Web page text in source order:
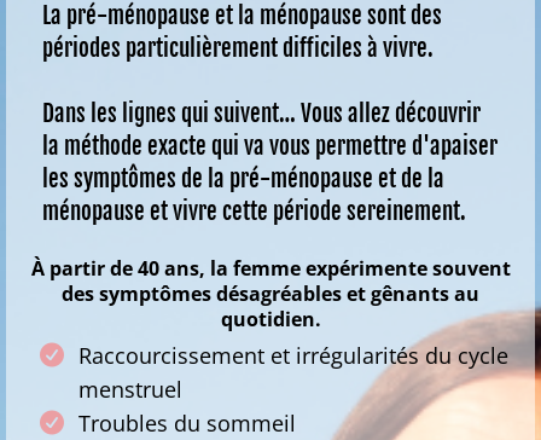
La pré-ménopause et la ménopause sont des
périodes particulièrement difficiles à vivre.
Dans les lignes qui suivent… Vous allez découvrir
la méthode exacte qui va vous permettre d'apaiser
les symptômes de la pré-ménopause et de la
ménopause et vivre cette période sereinement.
À partir de 40 ans, la femme expérimente souvent
des symptômes désagréables et gênants au
quotidien.
Raccourcissement et irrégularités du cycle
menstruel
Troubles du sommeil